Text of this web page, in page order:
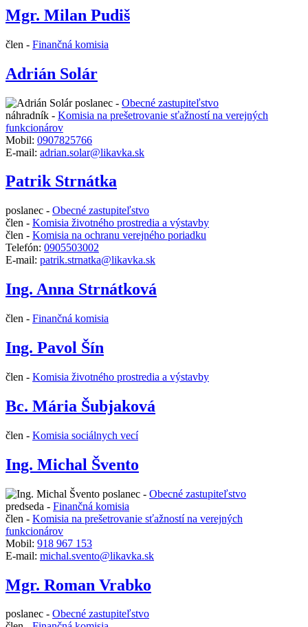
Mgr. Milan Pudiš
člen - Finančná komisia
Adrián Solár
poslanec - Obecné zastupiteľstvo
náhradník - Komisia na prešetrovanie sťažností na verejných
funkcionárov
Mobil: 0907825766
E-mail: adrian.solar@likavka.sk
Patrik Strnátka
poslanec - Obecné zastupiteľstvo
člen - Komisia životného prostredia a výstavby
člen - Komisia na ochranu verejného poriadku
Telefón: 0905503002
E-mail: patrik.strnatka@likavka.sk
Ing. Anna Strnátková
člen - Finančná komisia
Ing. Pavol Šín
člen - Komisia životného prostredia a výstavby
Bc. Mária Šubjaková
člen - Komisia sociálnych vecí
Ing. Michal Švento
poslanec - Obecné zastupiteľstvo
predseda - Finančná komisia
člen - Komisia na prešetrovanie sťažností na verejných
funkcionárov
Mobil: 918 967 153
E-mail: michal.svento@likavka.sk
Mgr. Roman Vrabko
poslanec - Obecné zastupiteľstvo